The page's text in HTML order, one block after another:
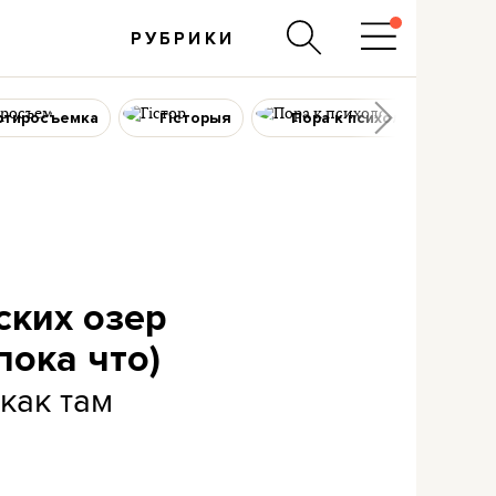
РУБРИКИ
Гісторыя Пора к психологу
озер
что)
там